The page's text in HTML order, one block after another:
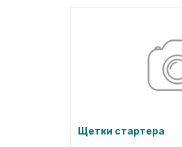
Щетки стартера